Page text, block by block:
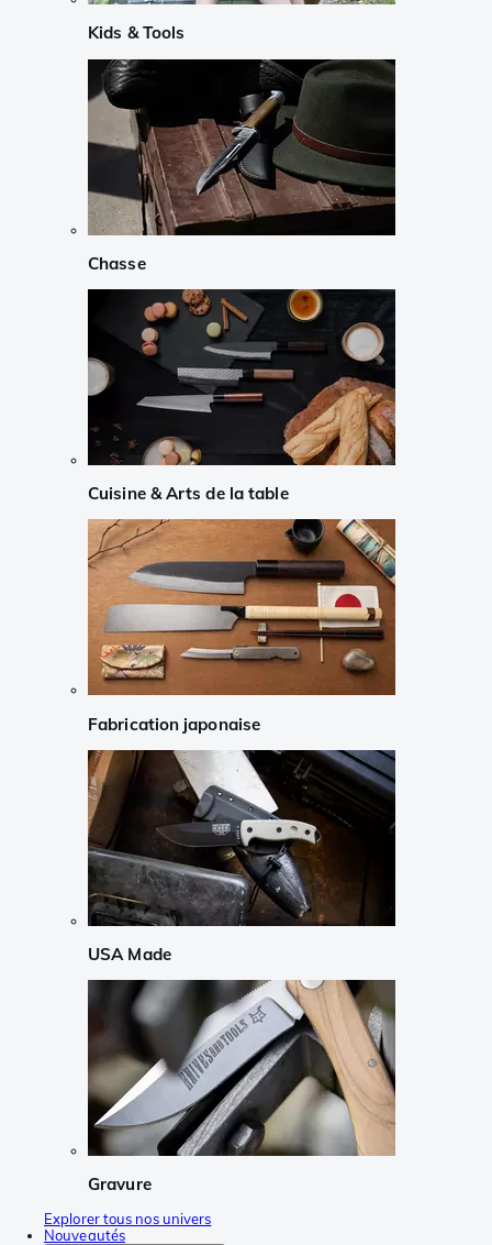
Kids & Tools
Chasse
Cuisine & Arts de la table
Fabrication japonaise
USA Made
Gravure
Explorer tous nos univers
Nouveautés